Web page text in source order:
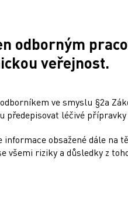
Budějovice 1
odborným
veřejnost.
ve smyslu §2a
předepisovat léčivé
informace obsažené dále
všemi riziky a důsledky z